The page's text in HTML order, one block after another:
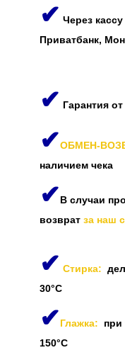
✔ Через
Приватбанк,
✔ Гарантия
✔ОБМЕН-
наличием чека
✔В случаи
возврат за наш
✔ Стирка:
30°C
✔Глажка: при
150°C